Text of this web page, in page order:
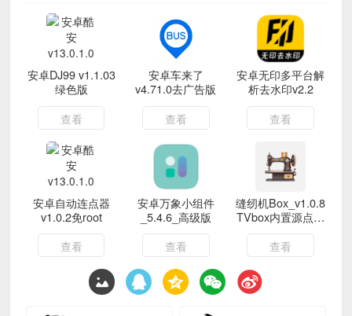
安卓DJ99 v1.1.03
绿色版
查看
安卓车来了
v4.71.0去广告版
查看
安卓无印多平台解
析去水印v2.2
查看
安卓自动连点器
v1.0.2免root
查看
安卓万象小组件
_5.4.6_高级版
查看
缝纫机Box_v1.0.8
TVbox内置源点播
直播
查看